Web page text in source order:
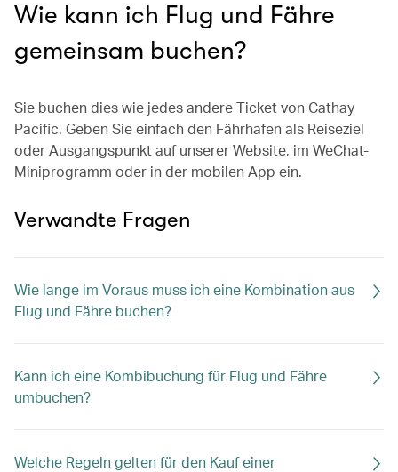
Wie kann ich Flug und Fähre
gemeinsam buchen?
Sie buchen dies wie jedes andere Ticket von Cathay
Pacific. Geben Sie einfach den Fährhafen als Reiseziel
oder Ausgangspunkt auf unserer Website, im WeChat-
Miniprogramm oder in der mobilen App ein.
Verwandte Fragen
Wie lange im Voraus muss ich eine Kombination aus
Flug und Fähre buchen?
Kann ich eine Kombibuchung für Flug und Fähre
umbuchen?
Welche Regeln gelten für den Kauf einer